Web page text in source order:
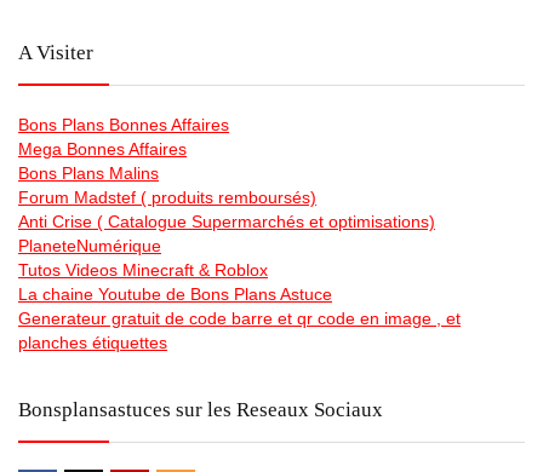
A Visiter
Bons Plans Bonnes Affaires
Mega Bonnes Affaires
Bons Plans Malins
Forum Madstef ( produits remboursés)
Anti Crise ( Catalogue Supermarchés et optimisations)
PlaneteNumérique
Tutos Videos Minecraft & Roblox
La chaine Youtube de Bons Plans Astuce
Generateur gratuit de code barre et qr code en image , et
planches étiquettes
Bonsplansastuces sur les Reseaux Sociaux